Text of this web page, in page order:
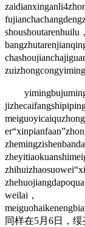
weilai，
同样在5月6日，